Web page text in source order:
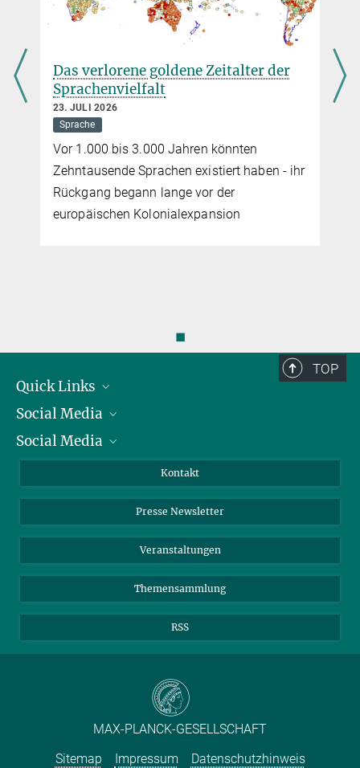
Das verlorene goldene Zeitalter der
Sprachenvielfalt
23. JULI 2026
Sprache
Vor 1.000 bis 3.000 Jahren könnten
Zehntausende Sprachen existiert haben - ihr
Rückgang begann lange vor der
europäischen Kolonialexpansion
◼
TOP
Quick Links
Präsident
Zahlen und Fakten
Meldestelle Fehlverhalten
Social Media
Bluesky
Social Media
YouTube
Kontakt
Presse Newsletter
Veranstaltungen
Themensammlung
RSS
MAX-PLANCK-GESELLSCHAFT
Sitemap
Impressum Datenschutzhinweis